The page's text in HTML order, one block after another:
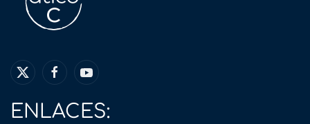
ENLACES: